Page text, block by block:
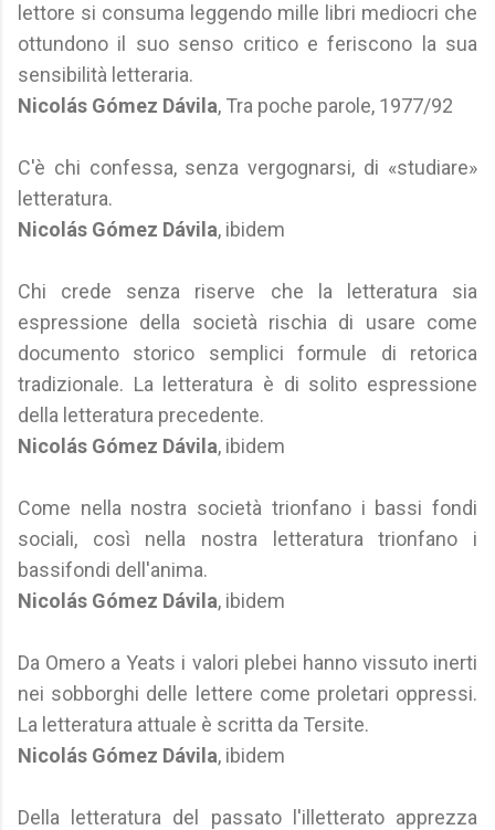
lettore si consuma leggendo mille libri mediocri che
ottundono il suo senso critico e feriscono la sua
sensibilità letteraria.
Nicolás Gómez Dávila, Tra poche parole, 1977/92
C'è chi confessa, senza vergognarsi, di «studiare»
letteratura.
Nicolás Gómez Dávila, ibidem
Chi crede senza riserve che la letteratura sia
espressione della società rischia di usare come
documento storico semplici formule di retorica
tradizionale. La letteratura è di solito espressione
della letteratura precedente.
Nicolás Gómez Dávila, ibidem
Come nella nostra società trionfano i bassi fondi
sociali, così nella nostra letteratura trionfano i
bassifondi dell'anima.
Nicolás Gómez Dávila, ibidem
Da Omero a Yeats i valori plebei hanno vissuto inerti
nei sobborghi delle lettere come proletari oppressi.
La letteratura attuale è scritta da Tersite.
Nicolás Gómez Dávila, ibidem
Della letteratura del passato l'illetterato apprezza